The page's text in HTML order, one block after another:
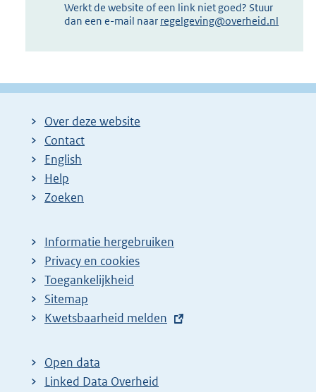
Werkt de website of een link niet goed? Stuur
dan een e-mail naar regelgeving@overheid.nl
Over deze website
Contact
English
Help
Zoeken
Informatie hergebruiken
Privacy en cookies
Toegankelijkheid
Sitemap
E
t
e
Kwetsbaarheid melden
Open data
Linked Data Overheid